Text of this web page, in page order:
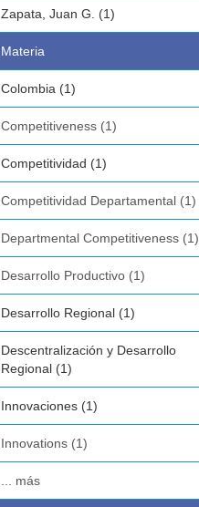
Zapata, Juan G. (1)
Materia
Colombia (1)
Competitiveness (1)
Competitividad (1)
Competitividad Departamental (1)
Departmental Competitiveness (1)
Desarrollo Productivo (1)
Desarrollo Regional (1)
Descentralización y Desarrollo
Regional (1)
Innovaciones (1)
Innovations (1)
... más